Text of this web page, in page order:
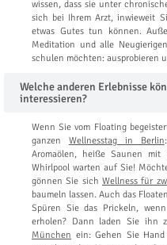
wissen, dass sie unter
sich bei Ihrem Arzt, inwieweit
etwas Gutes tun können.
Meditation und alle
schulen möchten: ausprobieren
Welche anderen Erlebnisse
interessieren?
Wenn Sie vom Floating
ganzen Wellnesstag in Berlin
Aromaölen, heiße Saunen mit
Whirlpool warten auf Sie!
gönnen Sie sich Wellness für
baumeln lassen. Auch das
Spüren Sie das Prickeln,
erholen? Dann laden Sie ihn
München ein: Gehen Sie